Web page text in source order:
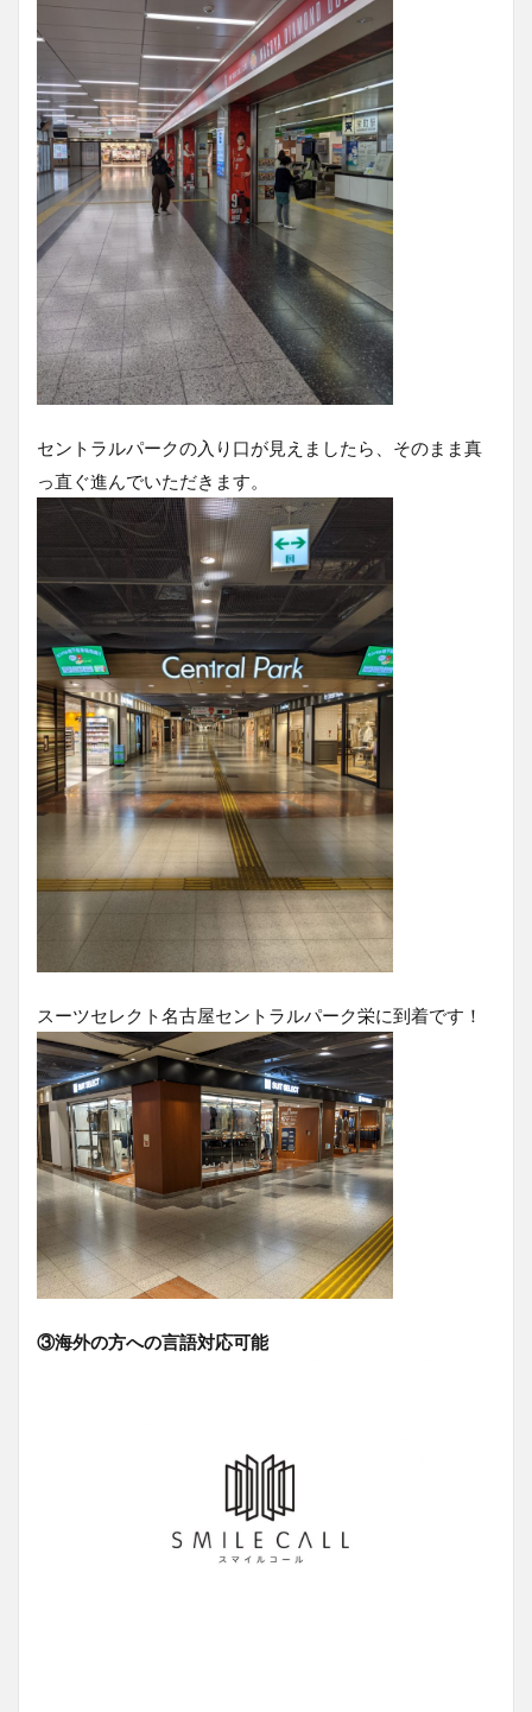
セントラルパークの入り口が見えましたら、そのまま真
っ直ぐ進んでいただきます。
スーツセレクト名古屋セントラルパーク栄に到着です！
③海外の方への言語対応可能